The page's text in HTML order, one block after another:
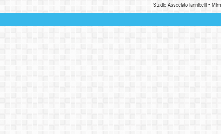
Studio Associato Iannibelli -